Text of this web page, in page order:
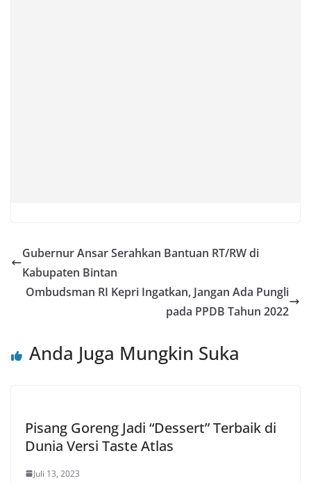
Gubernur Ansar Serahkan Bantuan RT/RW di
Kabupaten Bintan
Ombudsman RI Kepri Ingatkan, Jangan Ada Pungli
pada PPDB Tahun 2022
Anda Juga Mungkin Suka
Pisang Goreng Jadi “Dessert” Terbaik di
Dunia Versi Taste Atlas
Juli 13, 2023